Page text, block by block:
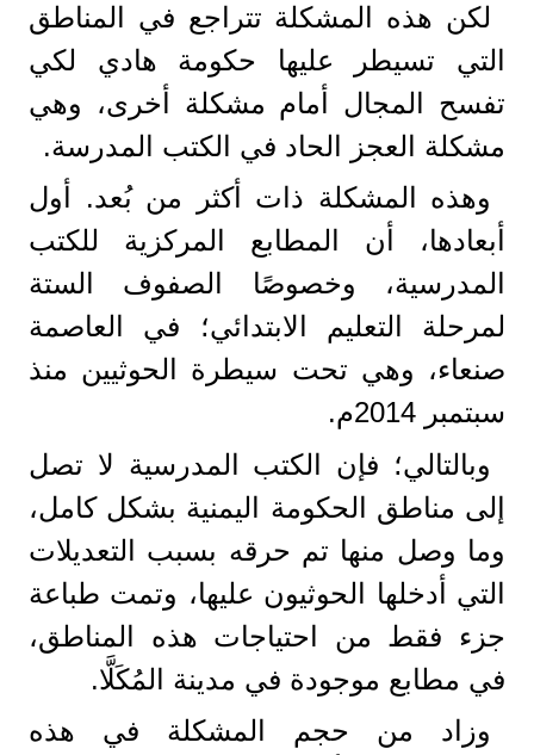
لكن هذه المشكلة تتراجع في المناطق
التي تسيطر عليها حكومة هادي لكي
تفسح المجال أمام مشكلة أخرى، وهي
مشكلة العجز الحاد في الكتب المدرسة.
وهذه المشكلة ذات أكثر من بُعد. أول
أبعادها، أن المطابع المركزية للكتب
المدرسية، وخصوصًا الصفوف الستة
لمرحلة التعليم الابتدائي؛ في العاصمة
صنعاء، وهي تحت سيطرة الحوثيين منذ
سبتمبر 2014م.
وبالتالي؛ فإن الكتب المدرسية لا تصل
إلى مناطق الحكومة اليمنية بشكل كامل،
وما وصل منها تم حرقه بسبب التعديلات
التي أدخلها الحوثيون عليها، وتمت طباعة
جزء فقط من احتياجات هذه المناطق،
في مطابع موجودة في مدينة المُكَلَّا.
وزاد من حجم المشكلة في هذه